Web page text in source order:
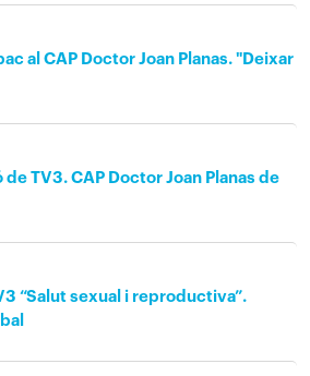
al CAP Doctor Joan Planas. "Deixar
TV3. CAP Doctor Joan Planas de
“Salut sexual i reproductiva”.